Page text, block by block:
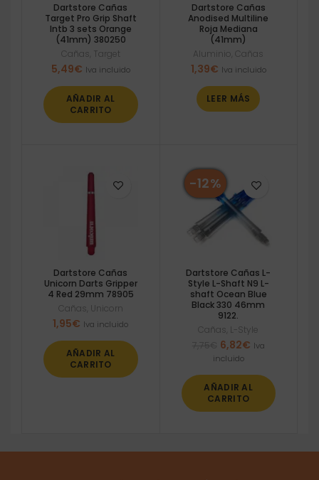
Dartstore Cañas
Target Pro Grip Shaft
Intb 3 sets Orange
(41mm) 380250
Cañas Target
5,49€ Iva incluido
AÑADIR AL
CARRITO
Dartstore Cañas
Anodised Multiline
Roja Mediana
(41mm)
Aluminio ,Cañas
1,39€ Iva incluido
LEER MÁS
Dartstore Cañas
Unicorn Darts Gripper
4 Red 29mm 78905
Cañas Unicorn
1,95€ Iva incluido
AÑADIR AL
CARRITO
-12%
Dartstore Cañas L-
Style L-Shaft N9 L-
shaft Ocean Blue
Black 330 46mm
9122.
Cañas L-Style
El
precio
era:
7,75€.
6,82€El
es:
6,82€.
Iva
incluido
AÑADIR AL
CARRITO